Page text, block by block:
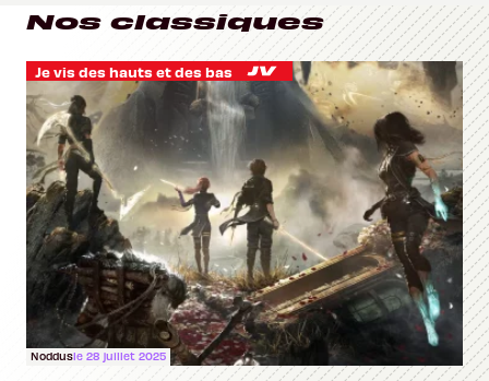
Nos classiques
Je vis des hauts et des bas
Noddusle 28 juillet 2025